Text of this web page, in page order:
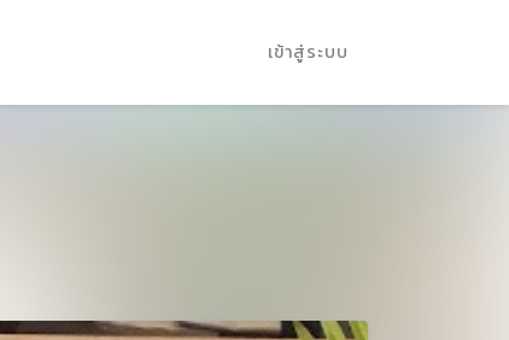
เข้าสู่ระบบ